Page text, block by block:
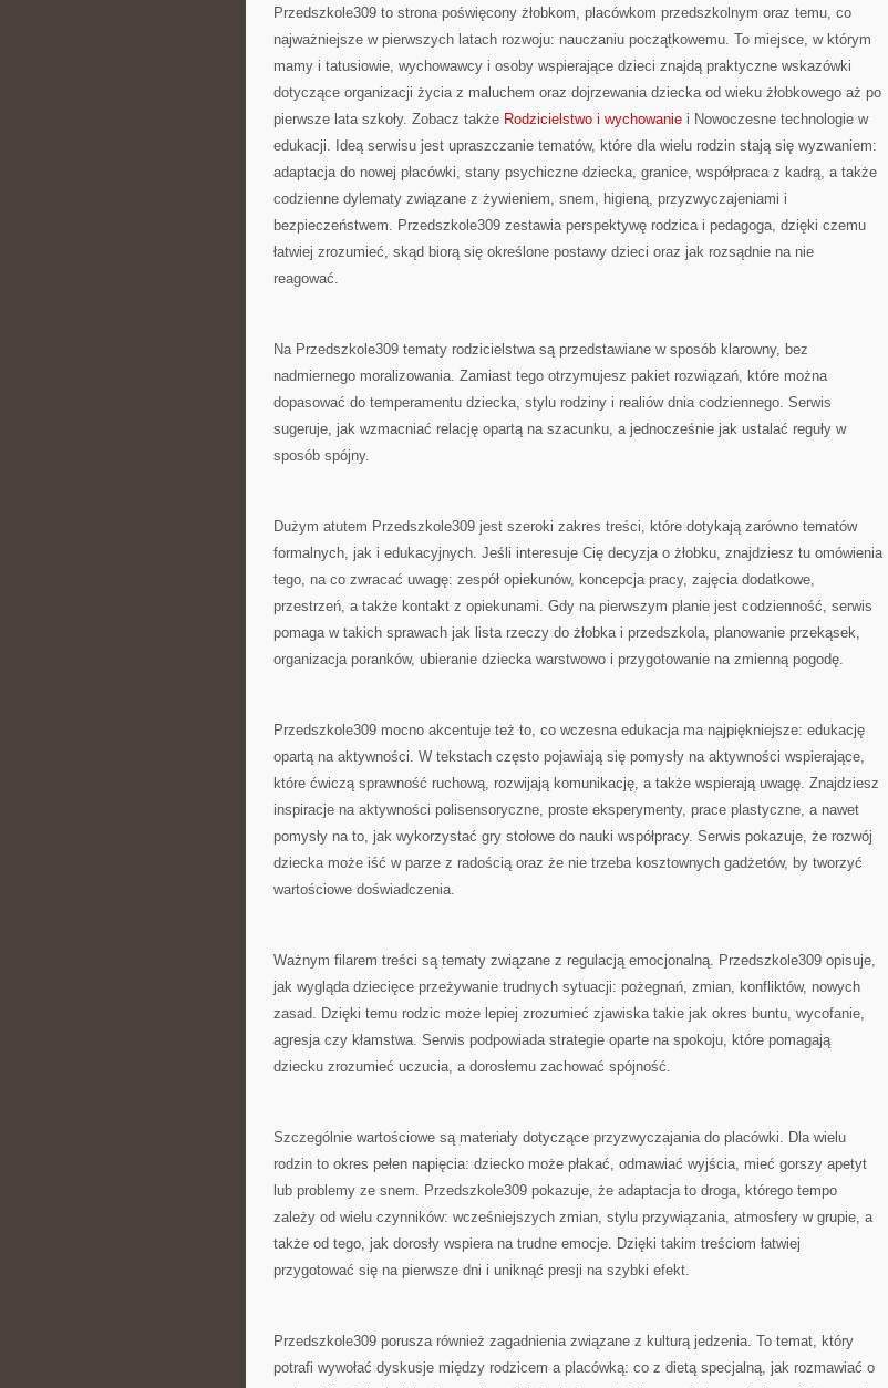
Przedszkole309 to strona poświęcony żłobkom, placówkom przedszkolnym oraz temu, co
najważniejsze w pierwszych latach rozwoju: nauczaniu początkowemu. To miejsce, w którym
mamy i tatusiowie, wychowawcy i osoby wspierające dzieci znajdą praktyczne wskazówki
dotyczące organizacji życia z maluchem oraz dojrzewania dziecka od wieku żłobkowego aż po
pierwsze lata szkoły. Zobacz także Rodzicielstwo i wychowanie i Nowoczesne technologie w
edukacji. Ideą serwisu jest upraszczanie tematów, które dla wielu rodzin stają się wyzwaniem:
adaptacja do nowej placówki, stany psychiczne dziecka, granice, współpraca z kadrą, a także
codzienne dylematy związane z żywieniem, snem, higieną, przyzwyczajeniami i
bezpieczeństwem. Przedszkole309 zestawia perspektywę rodzica i pedagoga, dzięki czemu
łatwiej zrozumieć, skąd biorą się określone postawy dzieci oraz jak rozsądnie na nie
reagować.
Na Przedszkole309 tematy rodzicielstwa są przedstawiane w sposób klarowny, bez
nadmiernego moralizowania. Zamiast tego otrzymujesz pakiet rozwiązań, które można
dopasować do temperamentu dziecka, stylu rodziny i realiów dnia codziennego. Serwis
sugeruje, jak wzmacniać relację opartą na szacunku, a jednocześnie jak ustalać reguły w
sposób spójny.
Dużym atutem Przedszkole309 jest szeroki zakres treści, które dotykają zarówno tematów
formalnych, jak i edukacyjnych. Jeśli interesuje Cię decyzja o żłobku, znajdziesz tu omówienia
tego, na co zwracać uwagę: zespół opiekunów, koncepcja pracy, zajęcia dodatkowe,
przestrzeń, a także kontakt z opiekunami. Gdy na pierwszym planie jest codzienność, serwis
pomaga w takich sprawach jak lista rzeczy do żłobka i przedszkola, planowanie przekąsek,
organizacja poranków, ubieranie dziecka warstwowo i przygotowanie na zmienną pogodę.
Przedszkole309 mocno akcentuje też to, co wczesna edukacja ma najpiękniejsze: edukację
opartą na aktywności. W tekstach często pojawiają się pomysły na aktywności wspierające,
które ćwiczą sprawność ruchową, rozwijają komunikację, a także wspierają uwagę. Znajdziesz
inspiracje na aktywności polisensoryczne, proste eksperymenty, prace plastyczne, a nawet
pomysły na to, jak wykorzystać gry stołowe do nauki współpracy. Serwis pokazuje, że rozwój
dziecka może iść w parze z radością oraz że nie trzeba kosztownych gadżetów, by tworzyć
wartościowe doświadczenia.
Ważnym filarem treści są tematy związane z regulacją emocjonalną. Przedszkole309 opisuje,
jak wygląda dziecięce przeżywanie trudnych sytuacji: pożegnań, zmian, konfliktów, nowych
zasad. Dzięki temu rodzic może lepiej zrozumieć zjawiska takie jak okres buntu, wycofanie,
agresja czy kłamstwa. Serwis podpowiada strategie oparte na spokoju, które pomagają
dziecku zrozumieć uczucia, a dorosłemu zachować spójność.
Szczególnie wartościowe są materiały dotyczące przyzwyczajania do placówki. Dla wielu
rodzin to okres pełen napięcia: dziecko może płakać, odmawiać wyjścia, mieć gorszy apetyt
lub problemy ze snem. Przedszkole309 pokazuje, że adaptacja to droga, którego tempo
zależy od wielu czynników: wcześniejszych zmian, stylu przywiązania, atmosfery w grupie, a
także od tego, jak dorosły wspiera na trudne emocje. Dzięki takim treściom łatwiej
przygotować się na pierwsze dni i uniknąć presji na szybki efekt.
Przedszkole309 porusza również zagadnienia związane z kulturą jedzenia. To temat, który
potrafi wywołać dyskusje między rodzicem a placówką: co z dietą specjalną, jak rozmawiać o